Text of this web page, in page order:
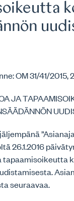
OM 31/41/2015,
JA
26.1.2016
tapaamisoikeutta
seuraavaa.